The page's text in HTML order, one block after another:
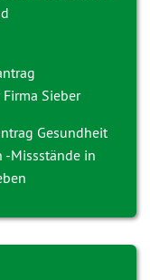
Sieber
Gesundheit
-Missstände in